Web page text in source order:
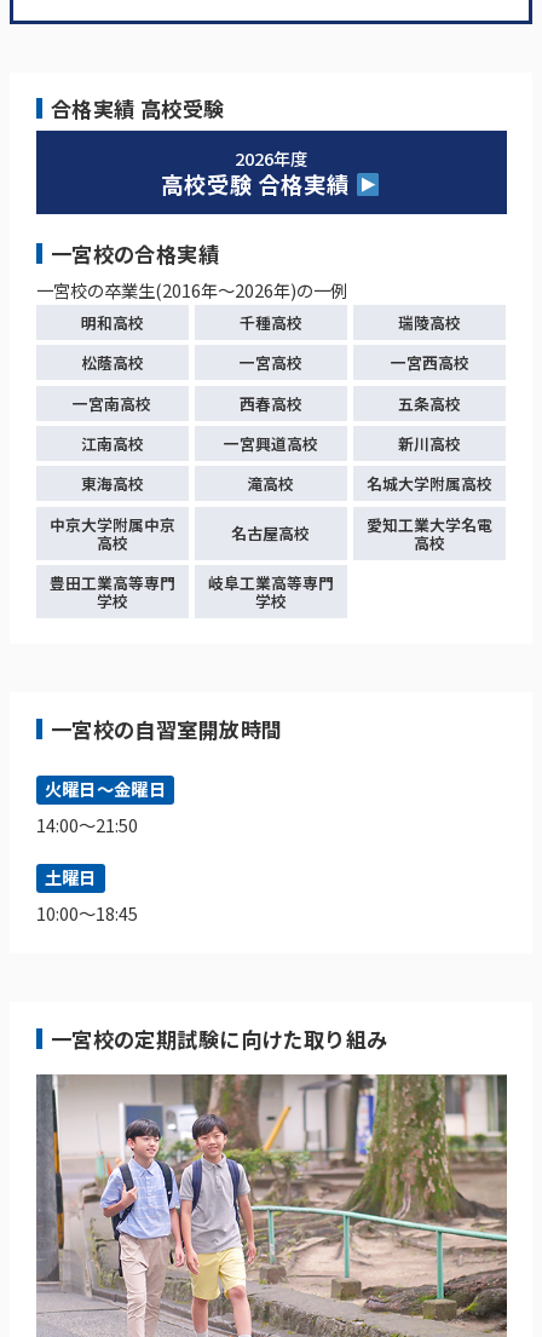
合格実績 高校受験
2026年度
高校受験 合格実績
一宮校の合格実績
一宮校の卒業生(2016年～2026年)の一例
明和高校 千種高校
瑞陵高校
松蔭高校
一宮高校
一宮西高校
一宮南高校
西春高校
五条高校
江南高校
一宮興道高校
新川高校
東海高校
滝高校
名城大学附属高校
中京大学附属中京
高校 名古屋高校 愛知工業大学名電
高校
豊田工業高等専門
学校
岐阜工業高等専門
学校
一宮校の自習室開放時間
火曜日～金曜日
14:00～21:50
土曜日
10:00～18:45
一宮校の定期試験に向けた取り組み